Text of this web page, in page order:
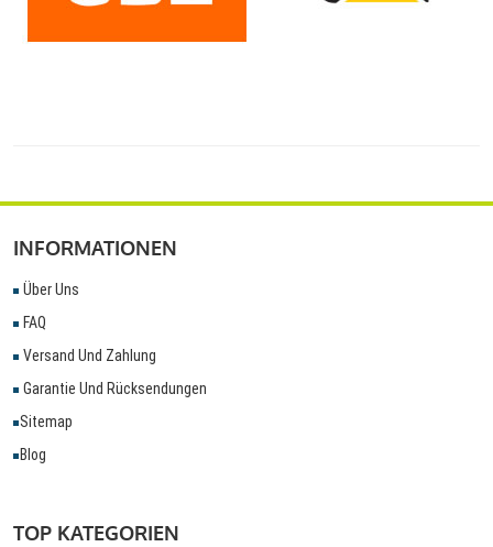
INFORMATIONEN
Über Uns
FAQ
Versand Und Zahlung
Garantie Und Rücksendungen
Sitemap
Blog
TOP KATEGORIEN